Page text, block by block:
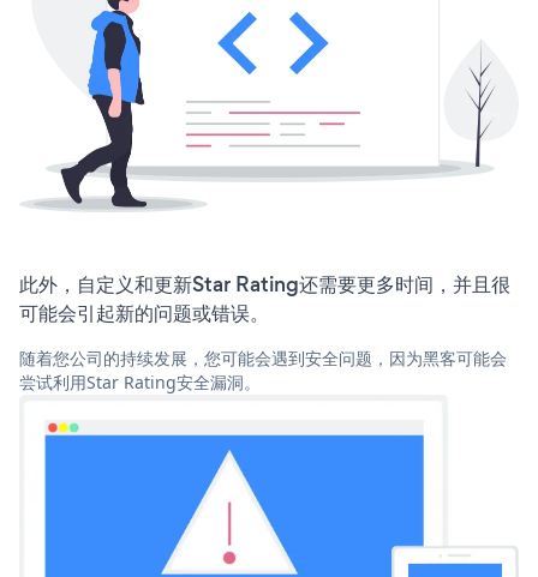
此外，自定义和更新Star Rating还需要更多时间，并且很
可能会引起新的问题或错误。
随着您公司的持续发展，您可能会遇到安全问题，因为黑客可能会
尝试利用Star Rating安全漏洞。